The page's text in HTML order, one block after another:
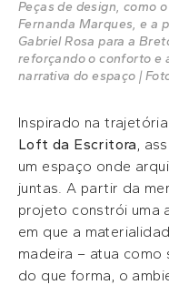
Peças de design, como
Fernanda Marques, e a
Gabriel Rosa para a
reforçando o conforto e
narrativa do espaço |
Inspirado na
Loft da Escritora ,
um espaço onde
juntas. A partir da
projeto constrói uma
em que a
madeira – atua como
do que forma, o